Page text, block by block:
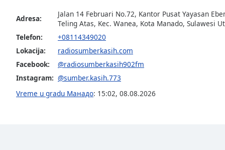
off,
Subtitles
subtitles
settings,
opens
subtitles
Adresa:
Jalan 14 Februari No.72, Kantor Pusat Yayasan
Teling Atas, Kec. Wanea, Kota Manado, Sulawesi
Telefon:
+08114349020
Lokacija:
radiosumberkasih.com
Facebook:
@radiosumberkasih902fm
Instagram: @sumber.kasih.773
Vreme u gradu Манадо: 15:02, 08.08.2026